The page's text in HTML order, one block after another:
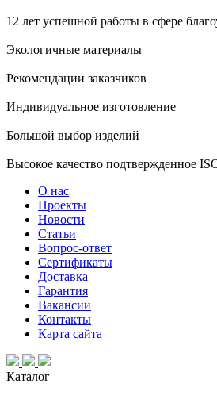
12 лет успешной работы в сфере
Экологичные материалы
Рекомендации заказчиков
Индивидуальное изготовление
Большой выбор изделий
Высокое качество подтвержденное
О нас
Проекты
Новости
Статьи
Вопрос-ответ
Сертификаты
Доставка
Гарантия
Вакансии
Контакты
Карта сайта
Каталог